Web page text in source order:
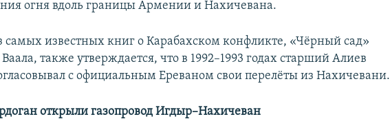
огня вдоль границы Армении и Нахичевана.
самых известных книг о Карабахском конфликте, «Чёрный сад»
также утверждается, что в 1992–1993 годах старший Алиев
с официальным Ереваном свои перелёты из Нахичевани.
открыли газопровод Игдыр–Нахичеван